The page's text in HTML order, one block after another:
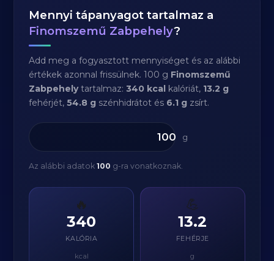
Mennyi tápanyagot tartalmaz a
Finomszemű Zabpehely?
Add meg a fogyasztott mennyiséget és az alábbi
értékek azonnal frissülnek. 100 g Finomszemű
Zabpehelytartalmaz:340 kcal kalóriát, 13.2 g
fehérjét,54.8 g szénhidrátot és 6.1 g zsírt.
g
Az alábbi adatok100 g-ra vonatkoznak.
🔥
340
KALÓRIA
kcal
💪
13.2
FEHÉRJE
g